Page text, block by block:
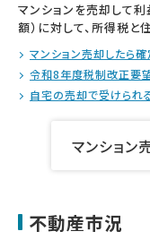
マンションを売却して
額）に対して、所得税と
マンション売却したら
令和8年度税制改正要
自宅の売却で受けられ
マンション
不動産市況